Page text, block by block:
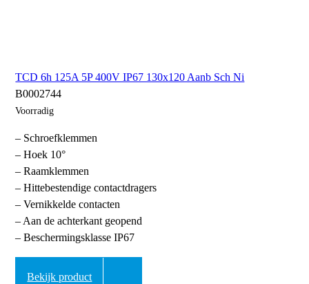
TCD 6h 125A 5P 400V IP67 130x120 Aanb Sch Ni
B0002744
Voorradig
– Schroefklemmen
– Hoek 10°
– Raamklemmen
– Hittebestendige contactdragers
– Vernikkelde contacten
– Aan de achterkant geopend
– Beschermingsklasse IP67
Bekijk product